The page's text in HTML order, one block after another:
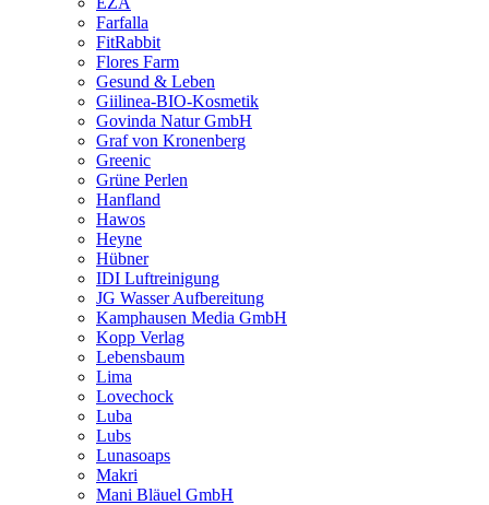
Farfalla
FitRabbit
Flores Farm
Gesund & Leben
Giilinea-BIO-Kosmetik
Govinda Natur GmbH
Graf von Kronenberg
Greenic
Grüne Perlen
Hanfland
Hawos
Heyne
Hübner
IDI Luftreinigung
JG Wasser Aufbereitung
Kamphausen Media GmbH
Kopp Verlag
Lebensbaum
Lima
Lovechock
Luba
Lubs
Lunasoaps
Makri
Mani Bläuel GmbH